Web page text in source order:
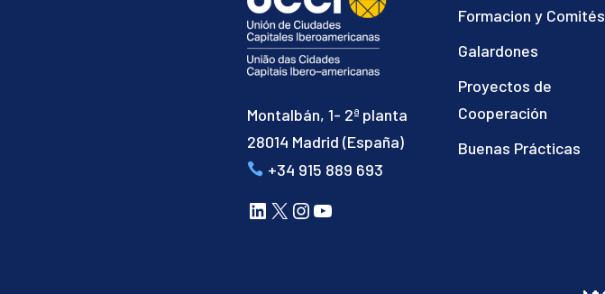
Montalbán, 1- 2ª planta
28014 Madrid (España)
+34 915 889 693
LinkedIn
X Instagram
YouTube
Formacion y Comités
Galardones
Proyectos de
Cooperación
Buenas Prácticas